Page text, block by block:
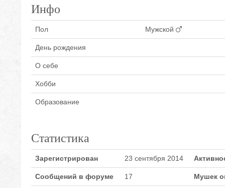
Инфо
Пол Мужской
День рождения
О себе
Хобби
Образование
Статистика
Зарегистрирован 23 сентября 2014
Сообщений в форуме 17 Мушек